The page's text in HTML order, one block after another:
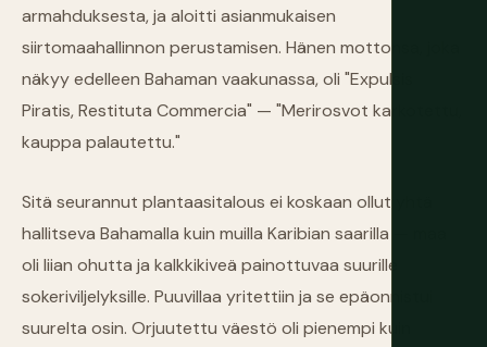
armahduksesta, ja aloitti asianmukaisen
siirtomaahallinnon perustamisen. Hänen mottonsa, joka
näkyy edelleen Bahaman vaakunassa, oli "Expulsis
Piratis, Restituta Commercia" — "Merirosvot karkotettu,
kauppa palautettu."
Sitä seurannut plantaasitalous ei koskaan ollut yhtä
hallitseva Bahamalla kuin muilla Karibian saarilla — maa
oli liian ohutta ja kalkkikiveä painottuvaa suurille
sokeriviljelyksille. Puuvillaa yritettiin ja se epäonnistui
suurelta osin. Orjuutettu väestö oli pienempi kuin